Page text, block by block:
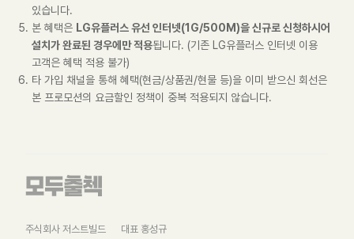
있습니다.
본 혜택은 LG유플러스 유선 인터넷(1G/500M)을 신규로 신청하시어
설치가 완료된 경우에만 적용됩니다. (기존 LG유플러스 인터넷 이용
고객은 혜택 적용 불가)
타 가입 채널을 통해 혜택(현금/상품권/현물 등)을 이미 받으신 회선은
본 프로모션의 요금할인 정책이 중복 적용되지 않습니다.
주식회사 저스트빌드
대표 홍성규